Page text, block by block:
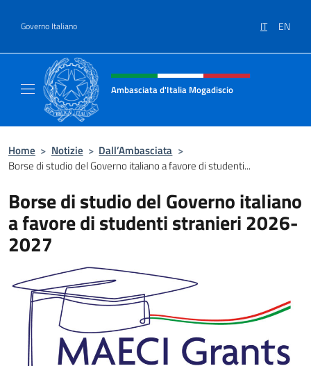
Governo Italiano IT EN
Intestazione sito, social e menù
Ambasciata d'Italia Mogadiscio
Home > Notizie > Dall’Ambasciata >
Borse di studio del Governo italiano a favore di studenti...
Borse di studio del Governo italiano
a favore di studenti stranieri 2026-
2027